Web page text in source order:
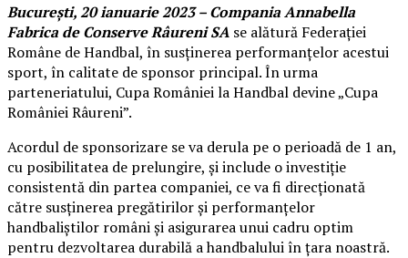
București, 20 ianuarie 2023 – Compania Annabella
Fabrica de Conserve Râureni SA se alătură Federației
Române de Handbal, în susținerea performanțelor acestui
sport, în calitate de sponsor principal. În urma
parteneriatului, Cupa României la Handbal devine „Cupa
României Râureni”.
Acordul de sponsorizare se va derula pe o perioadă de 1 an,
cu posibilitatea de prelungire, și include o investiție
consistentă din partea companiei, ce va fi direcționată
către susținerea pregătirilor și performanțelor
handbaliștilor români și asigurarea unui cadru optim
pentru dezvoltarea durabilă a handbalului în țara noastră.